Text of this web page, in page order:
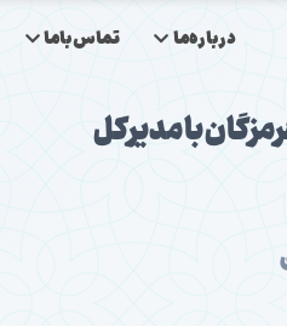
درباره‌ما تماس‌باما
با مدیرکل